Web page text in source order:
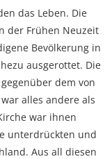
das Leben. Die
der Frühen Neuzeit
Bevölkerung in
ausgerottet. Die
dem von
alles andere als
war ihnen
unterdrückten und
Aus all diesen